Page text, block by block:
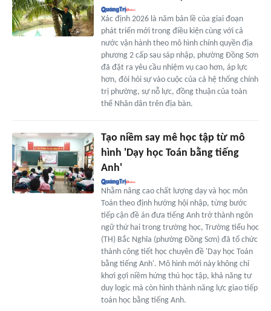
Xác định 2026 là năm bản lề của giai đoạn
phát triển mới trong điều kiện cùng với cả
nước vận hành theo mô hình chính quyền địa
phương 2 cấp sau sáp nhập, phường Đồng Sơn
đã đặt ra yêu cầu nhiệm vụ cao hơn, áp lực
hơn, đòi hỏi sự vào cuộc của cả hệ thống chính
trị phường, sự nỗ lực, đồng thuận của toàn
thể Nhân dân trên địa bàn.
Tạo niềm say mê học tập từ mô
hình 'Dạy học Toán bằng tiếng
Anh'
Nhằm nâng cao chất lượng dạy và học môn
Toán theo định hướng hội nhập, từng bước
tiếp cận đề án đưa tiếng Anh trở thành ngôn
ngữ thứ hai trong trường học, Trường tiểu học
(TH) Bắc Nghĩa (phường Đồng Sơn) đã tổ chức
thành công tiết học chuyên đề 'Dạy học Toán
bằng tiếng Anh'. Mô hình mới này không chỉ
khơi gợi niềm hứng thú học tập, khả năng tư
duy logic mà còn hình thành năng lực giao tiếp
toán học bằng tiếng Anh.